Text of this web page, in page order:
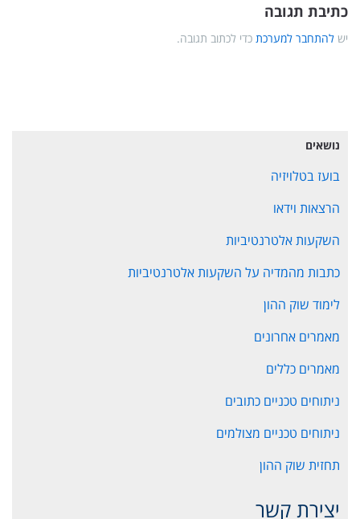
כתיבת תגובה
יש להתחבר למערכת כדי לכתוב תגובה.
נושאים
בועז בטלויזיה
הרצאות וידאו
השקעות אלטרנטיביות
כתבות מהמדיה על השקעות אלטרנטיביות
לימוד שוק ההון
מאמרים אחרונים
מאמרים כללים
ניתוחים טכניים כתובים
ניתוחים טכניים מצולמים
תחזית שוק ההון
יצירת קשר